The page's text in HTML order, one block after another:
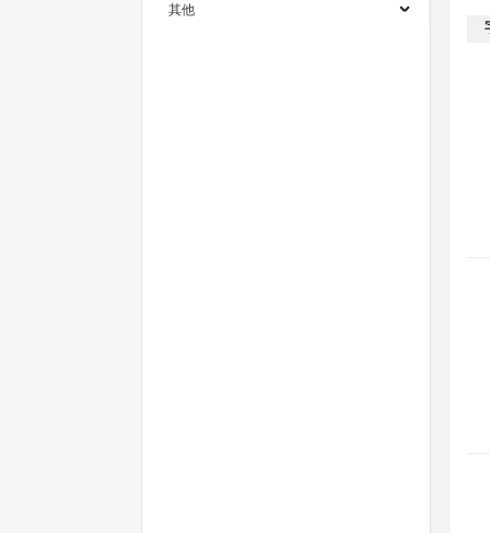
其他